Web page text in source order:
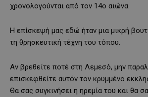
χρονολογούνται από τον 14ο αιώνα.
Η επίσκεψή μας εδώ ήταν μια μικρή
τη θρησκευτική τέχνη του τόπου.
Αν βρεθείτε ποτέ στη Λεμεσό, μην
επισκεφθείτε αυτόν τον κρυμμένο
Θα σας συγκινήσει η ηρεμία του και θα